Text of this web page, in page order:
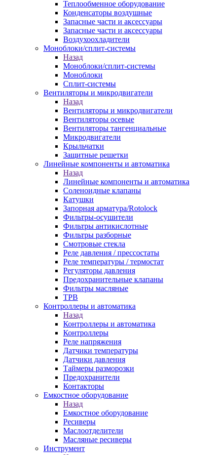
Теплообменное оборудование
Конденсаторы воздушные
Запасные части и аксессуары
Запасные части и аксессуары
Воздухоохладители
Моноблоки/сплит-системы
Назад
Моноблоки/сплит-системы
Моноблоки
Сплит-системы
Вентиляторы и микродвигатели
Назад
Вентиляторы и микродвигатели
Вентиляторы осевые
Вентиляторы тангенциальные
Микродвигатели
Крыльчатки
Защитные решетки
Линейные компоненты и автоматика
Назад
Линейные компоненты и автоматика
Соленоидные клапаны
Катушки
Запорная арматура/Rotolock
Фильтры-осушители
Фильтры антикислотные
Фильтры разборные
Смотровые стекла
Реле давления / прессостаты
Реле температуры / термостат
Регуляторы давления
Предохранительные клапаны
Фильтры масляные
ТРВ
Контроллеры и автоматика
Назад
Контроллеры и автоматика
Контроллеры
Реле напряжения
Датчики температуры
Датчики давления
Таймеры разморозки
Предохранители
Контакторы
Емкостное оборудование
Назад
Емкостное оборудование
Ресиверы
Маслоотделители
Масляные ресиверы
Инструмент